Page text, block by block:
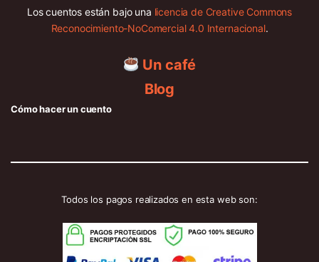
Los cuentos están bajo una licencia de Creative Commons
Reconocimiento-NoComercial 4.0 Internacional.
Un café
Blog
Cómo hacer un cuento
Todos los pagos realizados en esta web son: